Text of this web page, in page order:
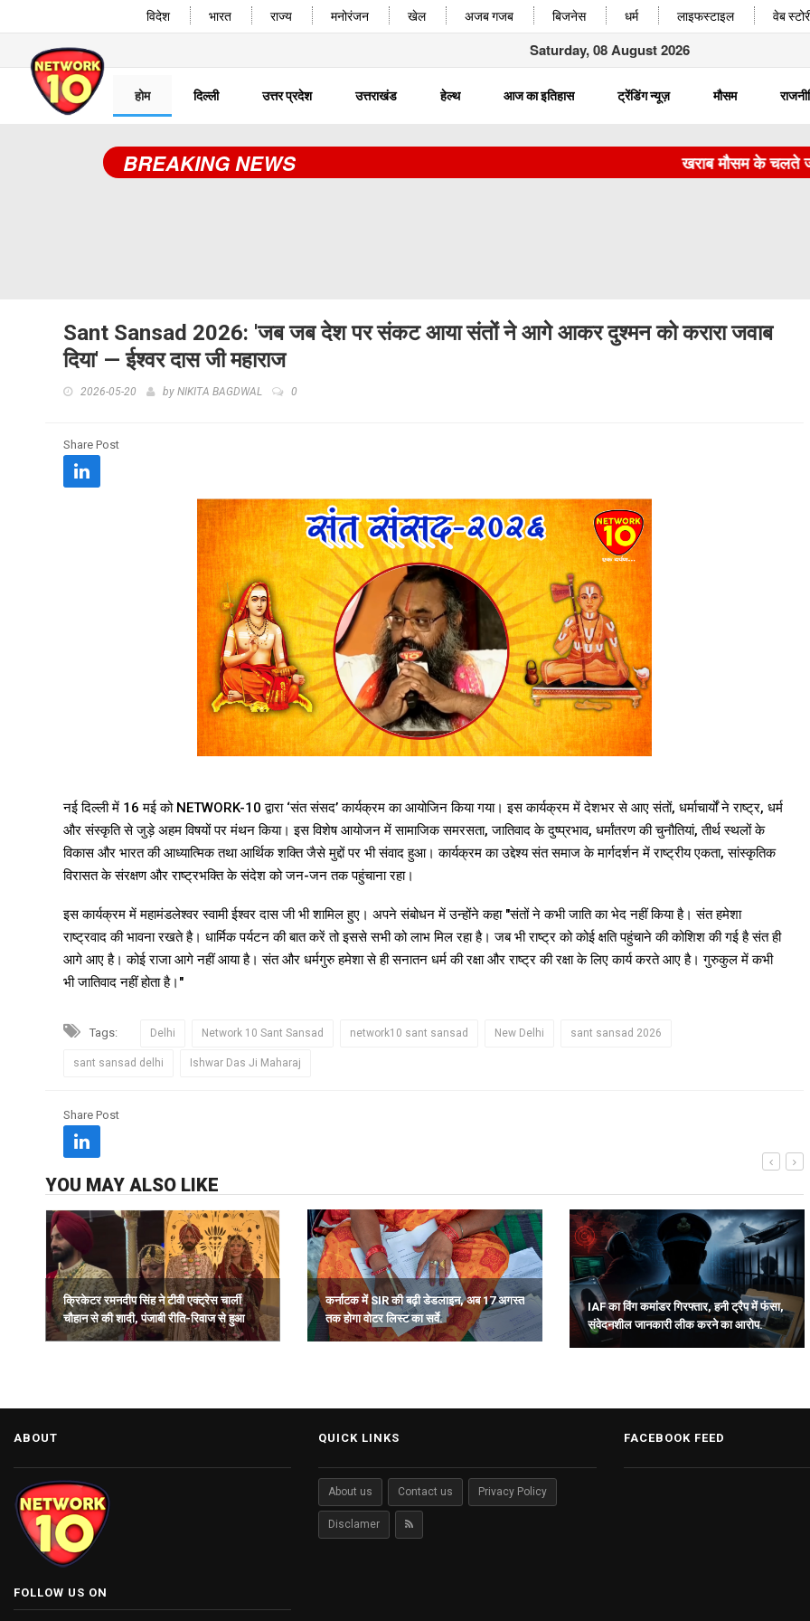
विदेश भारत राज्य मनोरंजन खेल अजब गजब बिजनेस धर्म लाइफस्टाइल वेब
Saturday, 08 August 2026
होम दिल्ली उत्तर प्रदेश उत्तराखंड हेल्थ आज का इतिहास ट्रेंडिंग न्यूज़ मौसम
BREAKING NEWS खराब मौसम के चलते जम्मू
Sant Sansad 2026: 'जब जब देश पर संकट आया संतों ने आगे आकर दुश्मन को करारा जवाब
दिया' — ईश्वर दास जी महाराज
2026-05-20 by NIKITA BAGDWAL 0
Share Post
नई दिल्ली में 16 मई को NETWORK-10 द्वारा ‘संत संसद’ कार्यक्रम का आयोजिन किया गया। इस कार्यक्रम में देशभर से आए संतों, धर्माचार्यों ने राष्ट्र, धर्म
और संस्कृति से जुड़े अहम विषयों पर मंथन किया। इस विशेष आयोजन में सामाजिक समरसता, जातिवाद के दुष्प्रभाव, धर्मांतरण की चुनौतियां, तीर्थ स्थलों के
विकास और भारत की आध्यात्मिक तथा आर्थिक शक्ति जैसे मुद्दों पर भी संवाद हुआ। कार्यक्रम का उद्देश्य संत समाज के मार्गदर्शन में राष्ट्रीय एकता, सांस्कृतिक
विरासत के संरक्षण और राष्ट्रभक्ति के संदेश को जन-जन तक पहुंचाना रहा।
इस कार्यक्रम में महामंडलेश्वर स्वामी ईश्वर दास जी भी शामिल हुए। अपने संबोधन में उन्होंने कहा "संतों ने कभी जाति का भेद नहीं किया है। संत हमेशा
राष्ट्रवाद की भावना रखते है। धार्मिक पर्यटन की बात करें तो इससे सभी को लाभ मिल रहा है। जब भी राष्ट्र को कोई क्षति पहुंचाने की कोशिश की गई है संत ही
आगे आए है। कोई राजा आगे नहीं आया है। संत और धर्मगुरु हमेशा से ही सनातन धर्म की रक्षा और राष्ट्र की रक्षा के लिए कार्य करते आए है। गुरुकुल में कभी
भी जातिवाद नहीं होता है।"
Tags: Delhi Network 10 Sant Sansad network10 sant sansad New Delhi sant sansad 2026
sant sansad delhi Ishwar Das Ji Maharaj
Share Post
YOU MAY ALSO LIKE
क्रिकेटर रमनदीप सिंह ने टीवी एक्ट्रेस चार्ली
चौहान से की शादी, पंजाबी रीति-रिवाज से हुआ
विवाह.
कर्नाटक में SIR की बढ़ी डेडलाइन, अब 17 अगस्त
तक होगा वोटर लिस्ट का सर्वे.
IAF का विंग कमांडर गिरफ्तार, हनी ट्रैप में फंसा,
संवेदनशील जानकारी लीक करने का आरोप.
ABOUT
FOLLOW US ON
QUICK LINKS
About us Contact us Privacy Policy
Disclamer
FACEBOOK FEED